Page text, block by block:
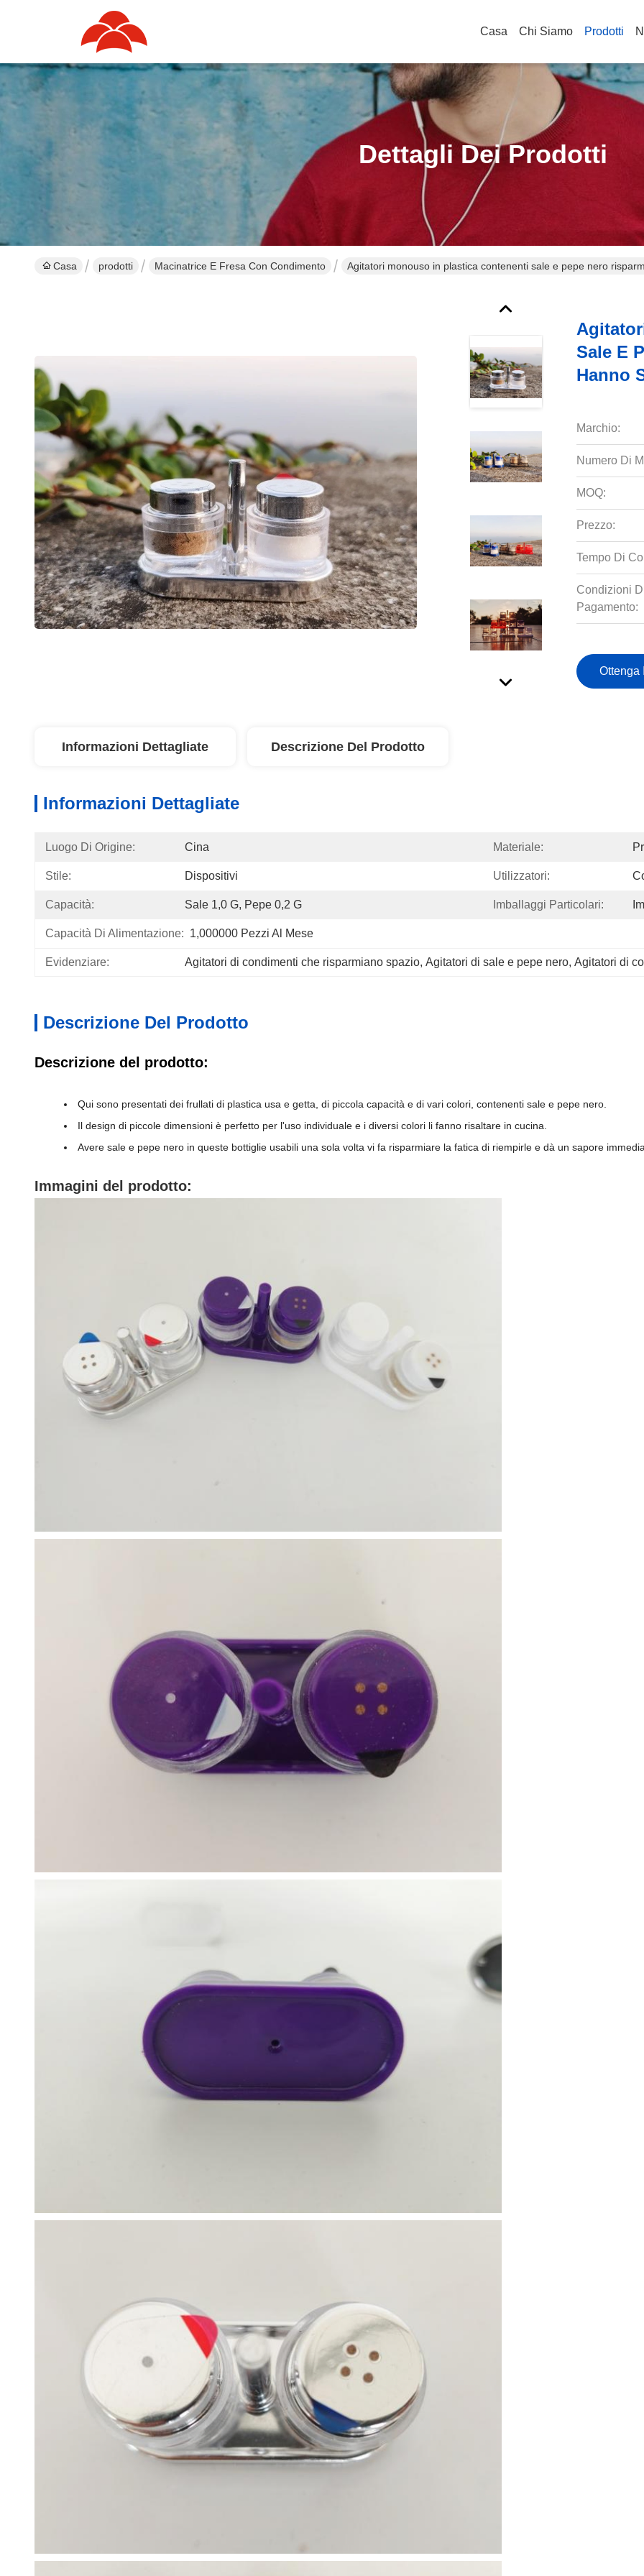
Casa Chi Siamo Prodotti
Dettagli Dei Prodotti
Casa prodotti Macinatrice E Fresa Con Condimento Agitatori monouso in plastica contenenti sale e pepe nero
Sale E
Hanno
Marchio:
Numero Di
MOQ:
Prezzo:
Tempo Di
Condizioni
Pagamento:
Ottenga
Informazioni Dettagliate Descrizione Del Prodotto
Informazioni Dettagliate
Luogo Di Origine: Cina Materiale:
Stile: Dispositivi Utilizzatori:
Capacità: Sale 1,0 G, Pepe 0,2 G Imballaggi Particolari:
Capacità Di Alimentazione: 1,000000 Pezzi Al Mese
Evidenziare: Agitatori di condimenti che risparmiano spazio, Agitatori di sale e pepe nero, Agitatori di
Descrizione Del Prodotto
Descrizione del prodotto:
Qui sono presentati dei frullati di plastica usa e getta, di piccola capacità e di vari colori, contenenti sale e pepe nero.
Il design di piccole dimensioni è perfetto per l'uso individuale e i diversi colori li fanno risaltare in cucina.
Avere sale e pepe nero in queste bottiglie usabili una sola volta vi fa risparmiare la fatica di riempirle e dà un sapore
Immagini del prodotto: